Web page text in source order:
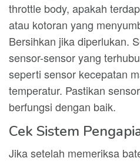
throttle body, apakah
atau kotoran yang
Bersihkan jika diperlukan.
sensor-sensor yang
seperti sensor kecepatan
temperatur. Pastikan
berfungsi dengan baik.
Cek Sistem
Jika setelah memeriksa